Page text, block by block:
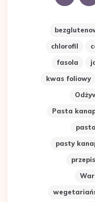
chlorofil
fasola
kwas foliowy
Pasta
pasty